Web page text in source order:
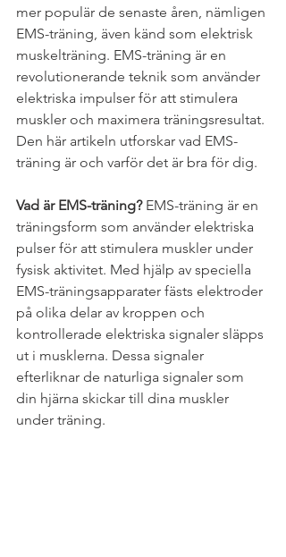
mer populär de senaste åren, nämligen
EMS-träning, även känd som elektrisk
muskelträning. EMS-träning är en
revolutionerande teknik som använder
elektriska impulser för att stimulera
muskler och maximera träningsresultat.
Den här artikeln utforskar vad EMS-
träning är och varför det är bra för dig.
Vad är EMS-träning? EMS-träning är en
träningsform som använder elektriska
pulser för att stimulera muskler under
fysisk aktivitet. Med hjälp av speciella
EMS-träningsapparater fästs elektroder
på olika delar av kroppen och
kontrollerade elektriska signaler släpps
ut i musklerna. Dessa signaler
efterliknar de naturliga signaler som
din hjärna skickar till dina muskler
under träning.